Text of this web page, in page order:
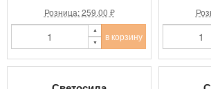
Розница: 259.00 ₽
в корзину